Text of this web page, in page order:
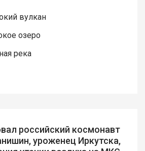
вулкан
озеро
река
российский космонавт
уроженец Иркутска,